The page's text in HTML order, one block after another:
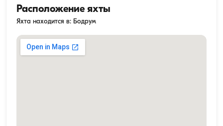
Расположение яхты
Яхта находится в: Бодрум